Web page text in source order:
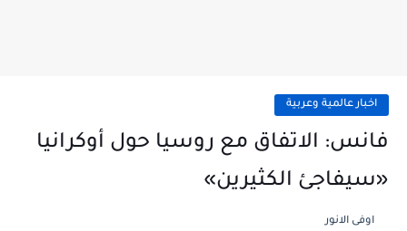
اخبار عالمية وعربية
فانس: الاتفاق مع روسيا حول أوكرانيا
«سيفاجئ الكثيرين»
اوفى الانور